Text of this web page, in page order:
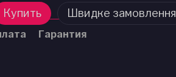
Купить Швидке замовлення
Гарантия